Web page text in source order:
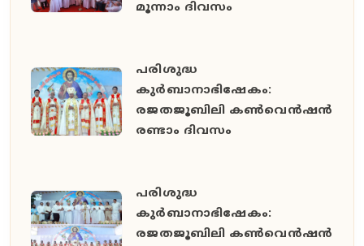
മൂന്നാം ദിവസം
പരിശുദ്ധ
കുർബാനാഭിഷേകം:
രജതജൂബിലി കൺവെൻഷൻ
രണ്ടാം ദിവസം
പരിശുദ്ധ
കുർബാനാഭിഷേകം:
രജതജൂബിലി കൺവെൻഷൻ